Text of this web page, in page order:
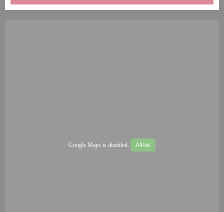
Google Maps is disabled. Allow